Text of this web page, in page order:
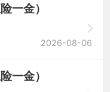
一金）
2026-08-06
一金）